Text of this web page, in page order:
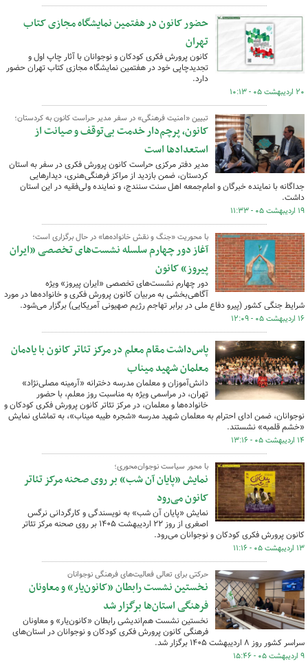
حضور کانون در هفتمین نمایشگاه مجازی کتاب
تهران
کانون پرورش فکری کودکان و نوجوانان با آثار چاپ اول و
تجدیدچاپی خود در هفتمین نمایشگاه مجازی کتاب تهران حضور
دارد.
۲۰ اردیبهشت ۰۵ - ۱۰:۱۳
تبیین «امنیت فرهنگی» در سفر مدیر حراست کانون به کردستان؛
کانون، پرچم‌دار خدمت بی‌توقف و صیانت از
استعدادها است
مدیر دفتر مرکزی حراست کانون پرورش فکری در سفر به استان
کردستان، ضمن بازدید از مراکز فرهنگی‌هنری، دیدارهایی
جداگانه با نماینده خبرگان و امام‌جمعه اهل سنت سنندج، و نماینده ولی‌فقیه در این استان
داشت.
۱۹ اردیبهشت ۰۵ - ۱۱:۳۳
با محوریت «جنگ و نقش خانواده‌ها» در حال برگزاری است؛
آغاز دور چهارم سلسله نشست‌های تخصصی «ایران
پیروز» کانون
دور چهارم نشست‌های تخصصی «ایران پیروز» ویژه
آگاهی‌بخشی به مربیان کانون پرورش فکری و خانواده‌ها در مورد
شرایط جنگی کشور (پیرو دفاع ملی در برابر تهاجم رژیم صهیونی آمریکایی) برگزار می‌شود.
۱۶ اردیبهشت ۰۵ - ۱۲:۰۹
پاس‌داشت مقام معلم در مرکز تئاتر کانون با یادمان
معلمان شهید میناب
دانش‌آموزان و معلمان مدرسه دخترانه «آرمینه مصلی‌نژاد»
تهران، در مراسمی ویژه به مناسبت روز معلم، با حضور
خانواده‌ها و معلمان، در مرکز تئاتر کانون پرورش فکری کودکان و
نوجوانان، ضمن ادای احترام به معلمان شهید مدرسه «شجره طیبه میناب»، به تماشای نمایش
«خشم قلمبه» نشستند.
۱۴ اردیبهشت ۰۵ - ۱۳:۱۶
با محور سیاست‌ نوجوان‌محوری؛
نمایش «پایان آن شب» بر روی صحنه مرکز تئاتر
کانون می‌رود
نمایش «پایان آن شب» به نویسندگی و کارگردانی نرگس
اصغری از روز ۲۲ اردیبهشت ۱۴۰۵ بر روی صحنه مرکز تئاتر
کانون پرورش فکری کودکان و نوجوانان می‌رود.
۱۳ اردیبهشت ۰۵ - ۱۱:۱۶
حرکتی برای تعالی فعالیت‌های فرهنگی نوجوانان
نخستین نشست رابطان «کانون‌یار» و معاونان
فرهنگی استان‌ها برگزار شد
نخستین نشست هم‌اندیشی رابطان «کانون‌یار» و معاونان
فرهنگی کانون پرورش فکری کودکان و نوجوانان در استان‌های
سراسر کشور روز ۸ اردیبهشت ۱۴۰۵ برگزار شد.
۹ اردیبهشت ۰۵ - ۱۵:۴۶